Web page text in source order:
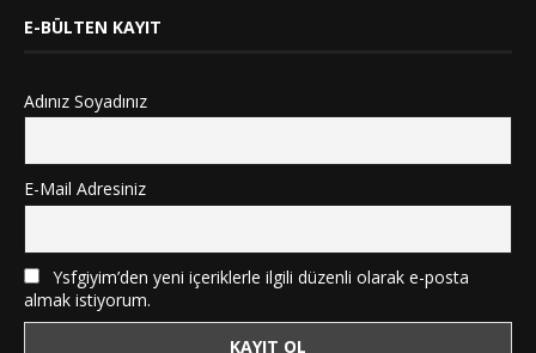
E-BÜLTEN KAYIT
Adınız Soyadınız
E-Mail Adresiniz
Ysfgiyim’den yeni içeriklerle ilgili düzenli olarak e-posta
almak istiyorum.